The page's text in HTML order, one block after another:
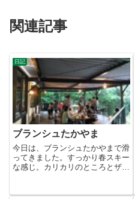
関連記事
日記
ブランシュたかやま
今日は、ブランシュたかやまで滑
ってきました。すっかり春スキー
な感じ。カリカリのところとザク